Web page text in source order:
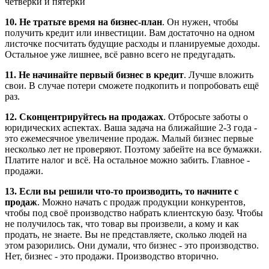
10. Не тратьте время на бизнес-план. Он нужен, чтобы
получить кредит или инвестиции. Вам достаточно на одном
листочке посчитать будущие расходы и планируемые доходы.
Остальное уже лишнее, всё равно всего не предугадать.
11. Не начинайте первый бизнес в кредит. Лучше вложить
свои. В случае потери сможете подкопить и попробовать ещё
раз.
12. Сконцентрируйтесь на продажах. Отбросьте заботы о
юридических аспектах. Ваша задача на ближайшие 2-3 года -
это ежемесячное увеличение продаж. Малый бизнес первые
несколько лет не проверяют. Поэтому забейте на все бумажки.
Платите налог и всё. На остальное можно забить. Главное -
продажи.
13. Если вы решили что-то производить, то начните с
продаж. Можно начать с продаж продукции конкурентов,
чтобы под своё производство набрать клиентскую базу. Чтобы
не получилось так, что товар вы произвели, а кому и как
продать, не знаете. Вы не представляете, сколько людей на
этом разорились. Они думали, что бизнес - это производство.
Нет, бизнес - это продажи. Производство вторично.